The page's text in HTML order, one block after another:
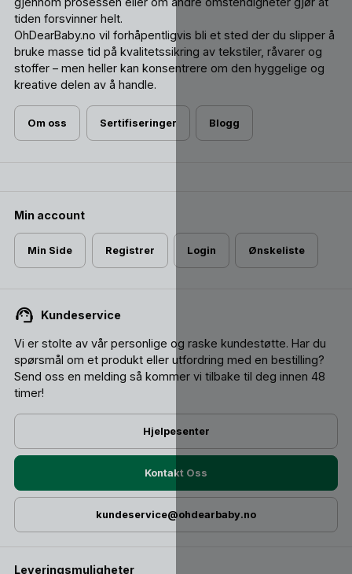
tiden forsvinner helt.
OhDearBaby.no vil forhåpentligvis bli et sted der du slipper å
bruke masse tid på kvalitetssikring av tekstiler, råvarer og
stoffer – men heller kan konsentrere om den hyggelige og
kreative delen av å handle.
Om oss Sertifiseringer Blogg
Min account
Min Side Registrer Login Ønskeliste
Kundeservice
Vi er stolte av vår personlige og raske kundestøtte. Har du
spørsmål om et produkt eller utfordring med en bestilling?
Send oss ​​en melding så kommer vi tilbake til deg innen 48
timer!
Hjelpesenter
Kontakt Oss
kundeservice@ohdearbaby.no
Leveringsmuligheter